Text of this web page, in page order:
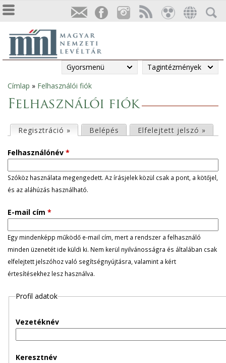
Gyorsmenü Tagintézmények
Jelenlegi
hely
Címlap » Felhasználói fiók
Felhasználói fiók
l
s
ő
d
l
e
g
e
Regisztráció » (aktív fül)
Belépés Elfelejtett jelszó »
Felhasználónév *
Szóköz használata megengedett. Az írásjelek közül csak a pont, a kötőjel,
és az aláhúzás használható.
E-mail cím *
Egy mindenképp működő e-mail cím, mert a rendszer a felhasználó
minden üzenetét ide küldi ki. Nem kerül nyilvánosságra és általában csak
elfelejtett jelszóhoz való segítségnyújtásra, valamint a kért
értesítésekhez lesz használva.
Profil adatok
Vezetéknév
Keresztnév